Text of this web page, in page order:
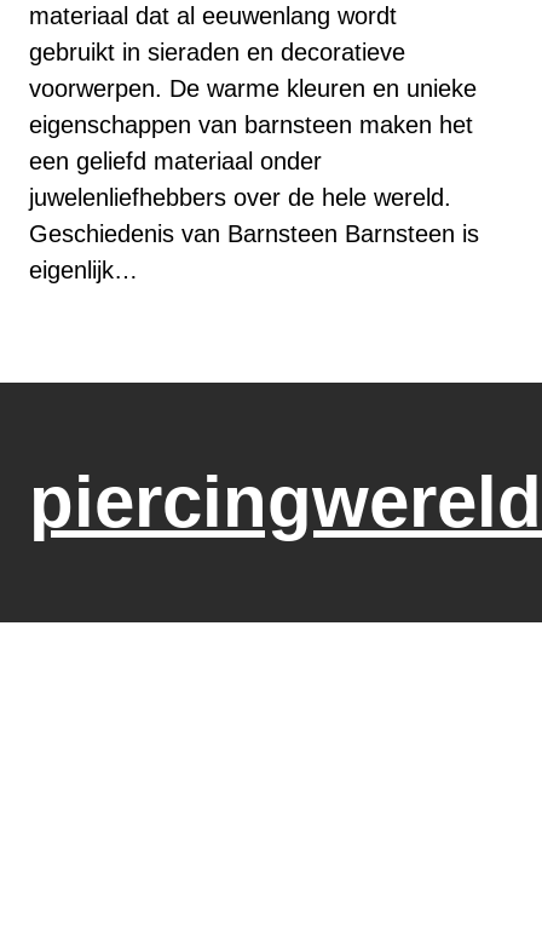
materiaal dat al eeuwenlang wordt
gebruikt in sieraden en decoratieve
voorwerpen. De warme kleuren en unieke
eigenschappen van barnsteen maken het
een geliefd materiaal onder
juwelenliefhebbers over de hele wereld.
Geschiedenis van Barnsteen Barnsteen is
eigenlijk…